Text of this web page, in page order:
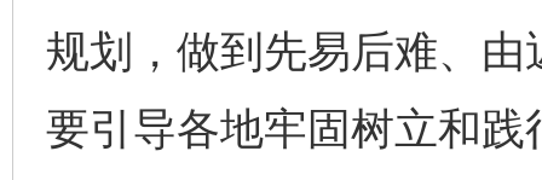
规划，做到先易后难、
要引导各地牢固树立和